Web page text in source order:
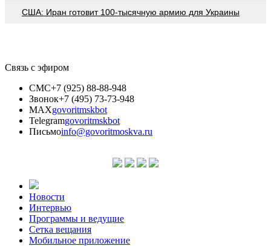
США: Иран готовит 100-тысячную армию для Украины
Связь с эфиром
СМС+7 (925) 88-88-948
Звонок+7 (495) 73-73-948
MAXgovoritmskbot
Telegramgovoritmskbot
Письмоinfo@govoritmoskva.ru
Новости
Интервью
Программы и ведущие
Сетка вещания
Мобильное приложение